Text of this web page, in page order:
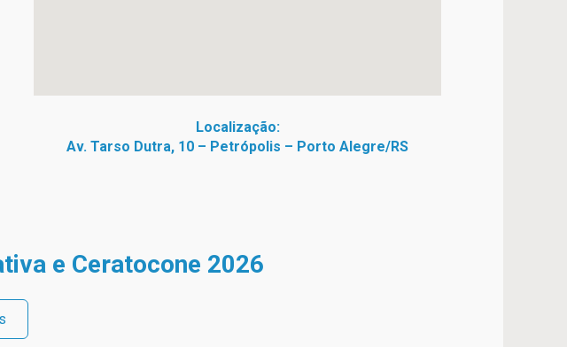
Localização:
Av. Tarso Dutra, 10 – Petrópolis – Porto Alegre/RS
e Ceratocone 2026